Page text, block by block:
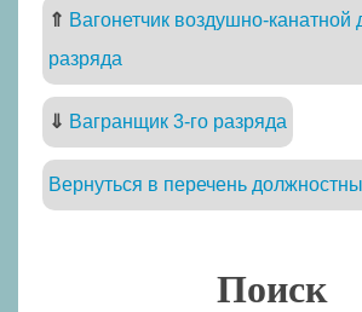
⇑ Вагонетчик воздушно-канатной
разряда
⇓ Вагранщик 3-го разряда
Вернуться в перечень
Поиск